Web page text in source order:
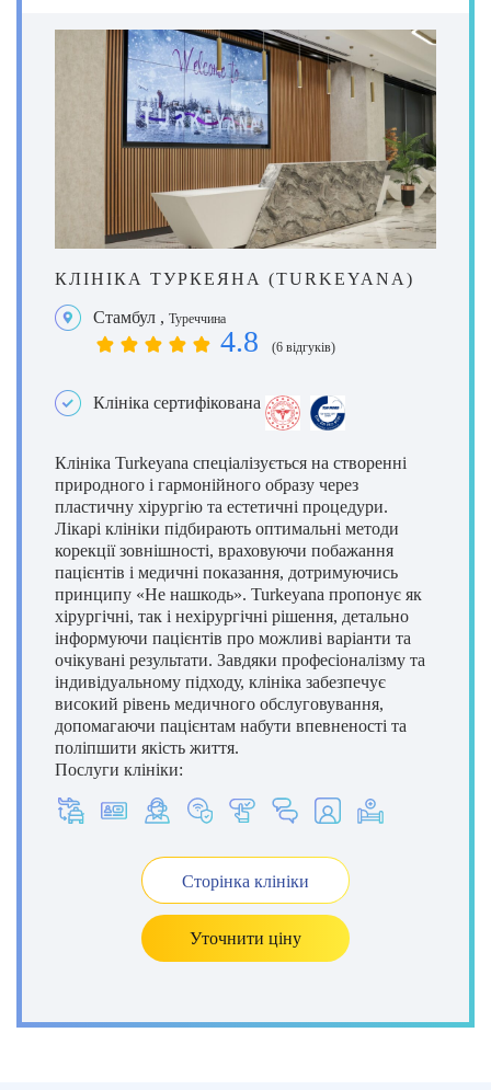
КЛІНІКА ТУРКЕЯНА (TURKEYANA)
Стамбул , Туреччина
4.8 (6 відгуків)
Клініка сертифікована
Клініка Turkeyana спеціалізується на створенні
природного і гармонійного образу через
пластичну хірургію та естетичні процедури.
Лікарі клініки підбирають оптимальні методи
корекції зовнішності, враховуючи побажання
пацієнтів і медичні показання, дотримуючись
принципу «Не нашкодь». Turkeyana пропонує як
хірургічні, так і нехірургічні рішення, детально
інформуючи пацієнтів про можливі варіанти та
очікувані результати. Завдяки професіоналізму та
індивідуальному підходу, клініка забезпечує
високий рівень медичного обслуговування,
допомагаючи пацієнтам набути впевненості та
поліпшити якість життя.
Послуги клініки:
Сторінка клініки
Уточнити ціну